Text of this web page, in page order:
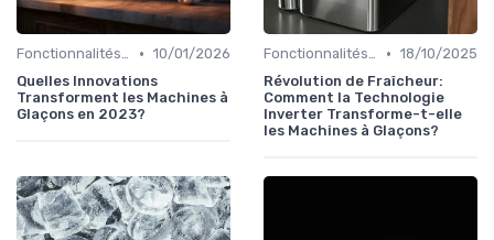
Fonctionnalités Clés • 10/01/2026
Quelles Innovations
Transforment les Machines à
Glaçons en 2023?
Fonctionnalités Clés • 18/10/2025
Révolution de Fraîcheur:
Comment la Technologie
Inverter Transforme-t-elle
les Machines à Glaçons?